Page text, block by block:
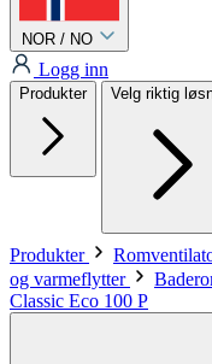
NOR / NO
Logg inn
Produkter Velg riktig
Produkter
og varmeflytter
Classic Eco 100 P